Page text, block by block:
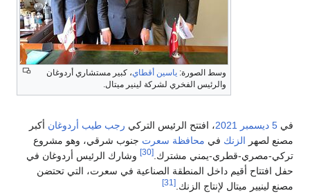
وسط الصورة: ياسين أقطاي، كبير مستشاري أردوغان
والرئيس الفخري لشركة لينير ميتال.
في 5 ديسمبر 2021، افتتح الرئيس التركي رجب طيب أردوغان أكبر
مصنع لصهر الزنك في محافظة سعرت جنوب شرقي، وهو مشروع
تركي-مصري-قطري-يمني مشترك. [30]
وشارك الرئيس أردوغان في
حفل افتتاح أقيم داخل المنطقة الصناعية في سعرت، التي تحتضن
مصنع لينيير ميتال لإنتاج الزنك. [31]